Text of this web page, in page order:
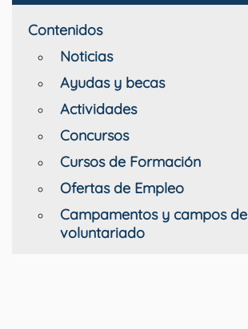
Contenidos
Noticias
Ayudas y becas
Actividades
Concursos
Cursos de Formación
Ofertas de Empleo
Campamentos y campos de
voluntariado